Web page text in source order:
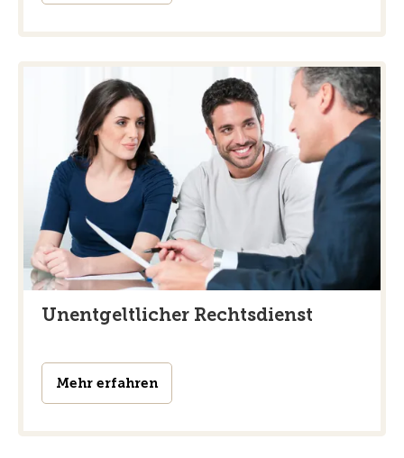
Unentgeltlicher Rechtsdienst
Mehr erfahren